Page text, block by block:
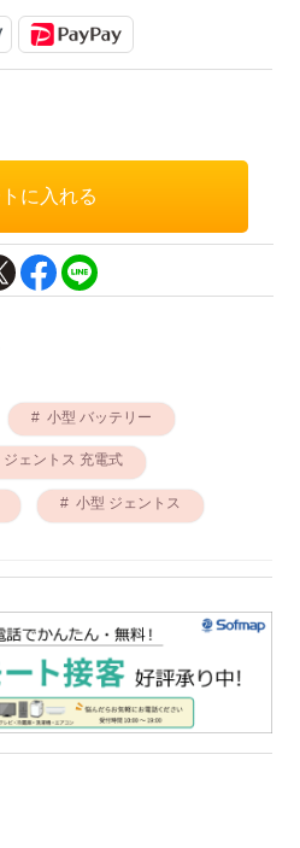
小型 バッテリー
ジェントス 充電式
小型 ジェントス